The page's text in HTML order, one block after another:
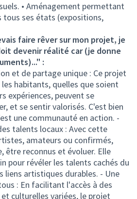
• Aménagement permettant
tous ses états (expositions,
faire rêver sur mon projet, je
devenir réalité car (je donne
:
et de partage unique : Ce projet
habitants, quelles que soient
expériences, peuvent se
et se sentir valorisés. C'est bien
une communauté en action. -
talents locaux : Avec cette
amateurs ou confirmés,
être reconnus et évoluer. Elle
pour révéler les talents cachés du
liens artistiques durables. - Une
: En facilitant l'accès à des
culturelles variées, le projet